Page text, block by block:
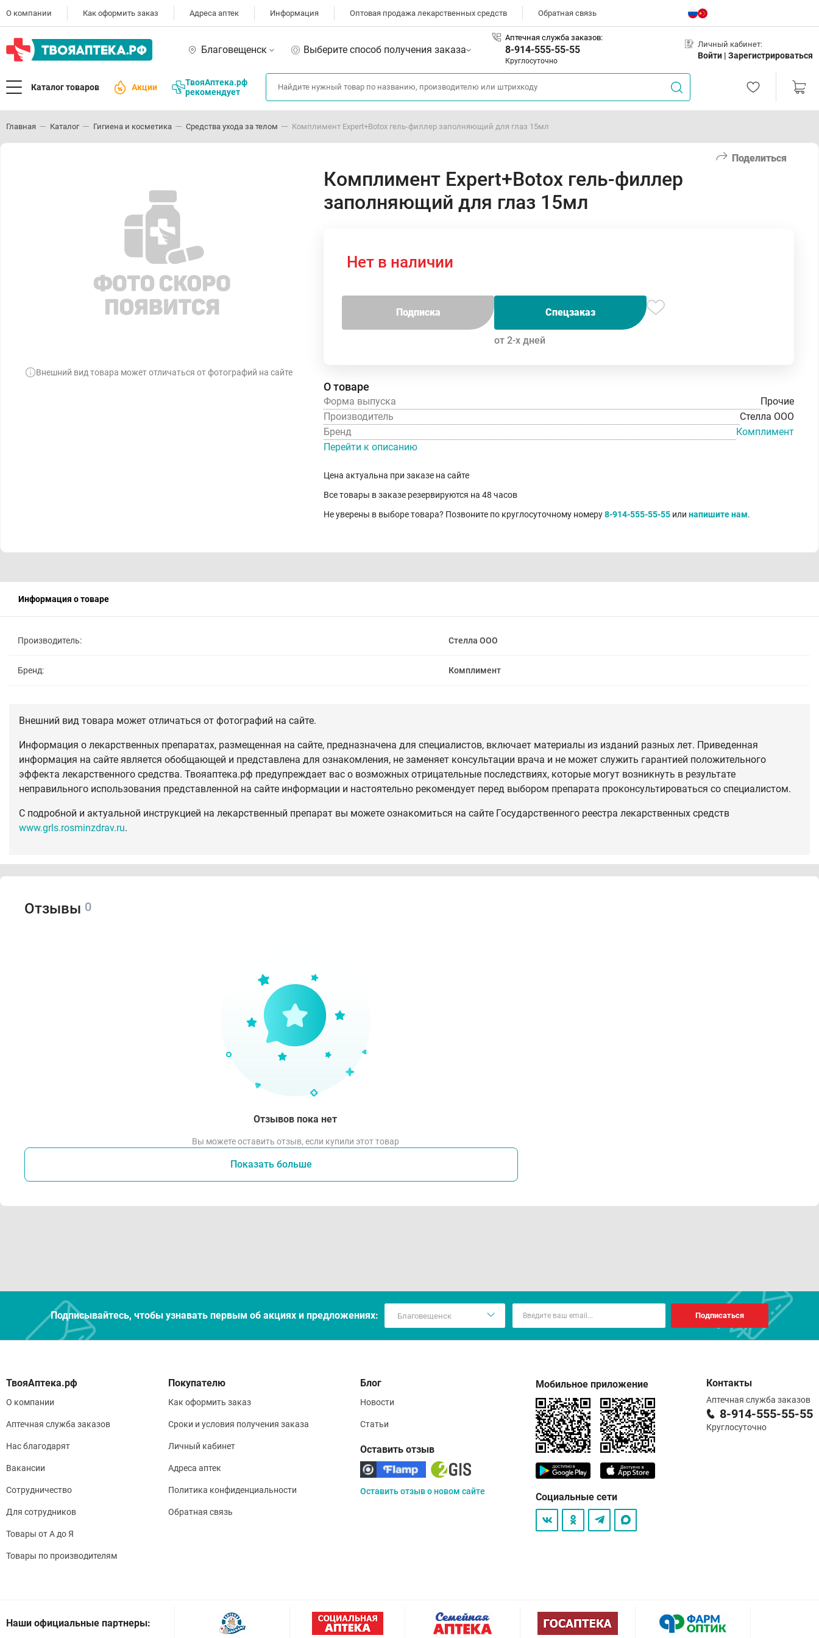
О компании Как оформить заказ Адреса аптек Информация Оптовая продажа лекарственных средств Обратная связь
Благовещенск Выберите способ получения заказа
Аптечная служба заказов:
8-914-555-55-55
Круглосуточно
Личный кабинет:
Войти | Зарегистрироваться
Каталог товаров Акции
ТвояАптека.рф
рекомендует
Главная Каталог Гигиена и косметика Средства ухода за телом Комплимент Expert+Botox гель-филлер заполняющий для глаз 15мл
Поделиться
Внешний вид товара может отличаться от фотографий на сайте
Комплимент Expert+Botox гель-филлер
заполняющий для глаз 15мл
Нет в наличии
Подписка Спецзаказ
от 2-х дней
О товаре
Форма выпуска
Прочие
Производитель
Стелла ООО
Бренд
Комплимент
Перейти к описанию
Цена актуальна при заказе на сайте
Все товары в заказе резервируются на 48 часов
Не уверены в выборе товара? Позвоните по круглосуточному номеру8-914-555-55-55 или напишите нам.
Информация о товаре
Производитель: Стелла ООО
Бренд: Комплимент
Внешний вид товара может отличаться от фотографий на сайте.
Информация о лекарственных препаратах, размещенная на сайте, предназначена для специалистов, включает материалы из изданий разных лет. Приведенная
информация на сайте является обобщающей и представлена для ознакомления, не заменяет консультации врача и не может служить гарантией положительного
эффекта лекарственного средства. Твояаптека.рф предупреждает вас о возможных отрицательные последствиях, которые могут возникнуть в результате
неправильного использования представленной на сайте информации и настоятельно рекомендует перед выбором препарата проконсультироваться со специалистом.
С подробной и актуальной инструкцией на лекарственный препарат вы можете ознакомиться на сайте Государственного реестра лекарственных средств
www.grls.rosminzdrav.ru.
Отзывы 0
Отзывов пока нет
Вы можете оставить отзыв, если купили этот товар
Показать больше
Подписывайтесь, чтобы узнавать первым об акцияx и предложениях: Подписаться
О компании
Аптечная служба заказов
Нас благодарят
Вакансии
Сотрудничество
Для сотрудников
Товары от А до Я
Товары по производителям
Покупателю
Как оформить заказ
Сроки и условия получения заказа
Личный кабинет
Адреса аптек
Политика конфиденциальности
Обратная связь
Блог
Новости
Статьи
Оставить отзыв
Оставить отзыв о новом сайте
Мобильное приложение
Социальные сети
Контакты
Аптечная служба заказов
8-914-555-55-55
Круглосуточно
Наши официальные партнеры: